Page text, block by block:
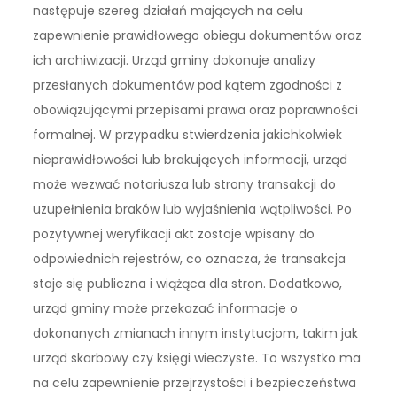
następuje szereg działań mających na celu
zapewnienie prawidłowego obiegu dokumentów oraz
ich archiwizacji. Urząd gminy dokonuje analizy
przesłanych dokumentów pod kątem zgodności z
obowiązującymi przepisami prawa oraz poprawności
formalnej. W przypadku stwierdzenia jakichkolwiek
nieprawidłowości lub brakujących informacji, urząd
może wezwać notariusza lub strony transakcji do
uzupełnienia braków lub wyjaśnienia wątpliwości. Po
pozytywnej weryfikacji akt zostaje wpisany do
odpowiednich rejestrów, co oznacza, że transakcja
staje się publiczna i wiążąca dla stron. Dodatkowo,
urząd gminy może przekazać informacje o
dokonanych zmianach innym instytucjom, takim jak
urząd skarbowy czy księgi wieczyste. To wszystko ma
na celu zapewnienie przejrzystości i bezpieczeństwa